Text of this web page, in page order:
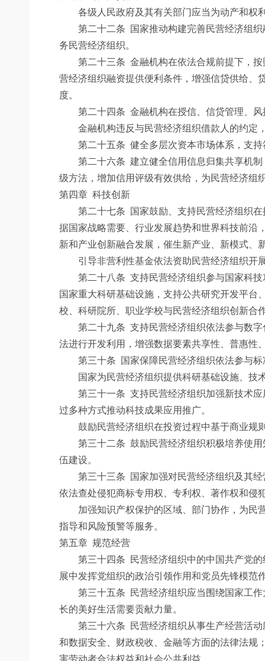
各级人民政府及其有关部门应当为动产和权
第二十二条 国家推动构建完善民营经济组
务民营经济组织。
第二十三条 金融机构在依法合规前提下，
营经济组织融资提供便利条件，增强信贷供给、
度。
第二十四条 金融机构在授信、信贷管理、
金融机构违反与民营经济组织借款人的约定，
第二十五条 健全多层次资本市场体系，支
第二十六条 建立健全信用信息归集共享机
级方法，增加信用评级有效供给，为民营经济组
第四章 科技创新
第二十七条 国家鼓励、支持民营经济组织
据国家战略需要、行业发展趋势和世界科技前沿
新和产业创新融合发展，催生新产业、新模式、
引导非营利性基金依法资助民营经济组织开
第二十八条 支持民营经济组织参与国家科
国家重大科研基础设施，支持公共研究开发平
校、科研院所、职业学校与民营经济组织创新合
第二十九条 支持民营经济组织依法参与数
法进行开发利用，增强数据要素共享性、普惠性
第三十条 国家保障民营经济组织依法参与
国家为民营经济组织提供科研基础设施、技术
第三十一条 支持民营经济组织加强新技术
过多种方式推动科技成果应用推广。
鼓励民营经济组织在投资过程中基于商业规
第三十二条 鼓励民营经济组织积极培养使
伍建设。
第三十三条 国家加强对民营经济组织及其
依法查处侵犯商标专用权、专利权、著作权和侵
加强知识产权保护的区域、部门协作，为民营
指导和风险预警等服务。
第五章 规范经营
第三十四条 民营经济组织中的中国共产党
展中发挥党组织的政治引领作用和党员先锋模范
第三十五条 民营经济组织应当围绕国家工
长的美好生活需要贡献力量。
第三十六条 民营经济组织从事生产经营活
和数据安全、财政税收、金融等方面的法律法规
害劳动者合法权益和社会公共利益。